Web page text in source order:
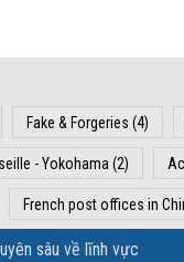
Fake & Forgeries (4)
- Yokohama(2)
French post offices in
sâu về lĩnh vực